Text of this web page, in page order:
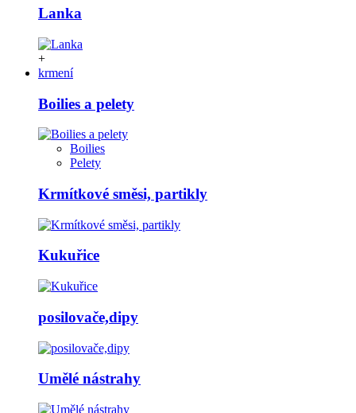
Lanka
+
krmení
Boilies a pelety
Boilies
Pelety
Krmítkové směsi, partikly
Kukuřice
posilovače,dipy
Umělé nástrahy